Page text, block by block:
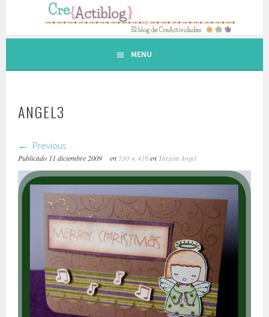
contenido.
MENU
ANGEL3
Previous
Publicado 11 diciembre 2009 en 530 × 416en Tarjeta Angel